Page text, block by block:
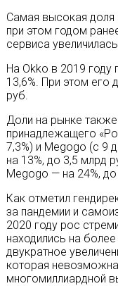
Самая высокая доля
при этом годом
сервиса
На Okko в 2019 году
13,6%. При этом его
руб.
Доли на рынке также
принадлежащего
7,3%) и Megogo (с 9
на 13%, до 3,5 млрд
Megogo — на 24%,
Как отметил
за пандемии и
2020 году рос
находились на более
двукратное
которая
многомиллиардной